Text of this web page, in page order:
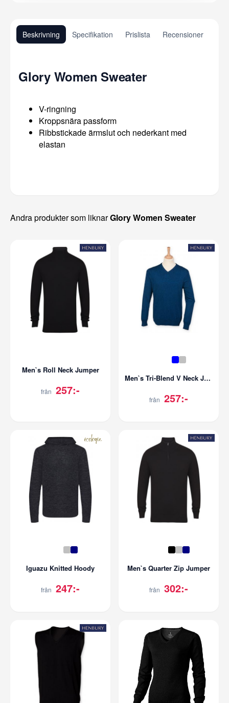
Beskrivning Specifikation Prislista Recensioner
Glory Women Sweater
V-ringning
Kroppsnära passform
Ribbstickade ärmslut och nederkant med
elastan
Andra produkter som liknarGlory Women Sweater
Men`s Roll Neck Jumper
från 257:-
Men`s Tri-Blend V Neck Jumper
från 257:-
Iguazu Knitted Hoody
från 247:-
Men`s Quarter Zip Jumper
från 302:-